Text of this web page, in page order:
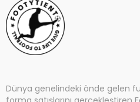
Dünya genelindeki önde gelen